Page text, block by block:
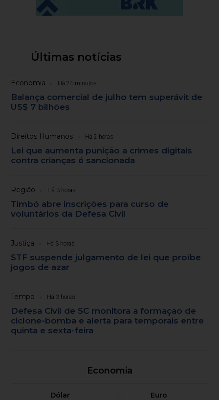
Últimas notícias
Economia Há 24 minutos
Balança comercial de julho tem superávit de
US$ 7 bilhões
Direitos Humanos Há 2 horas
Lei que aumenta punição a crimes digitais
contra crianças é sancionada
Região Há 3 horas
Timbó abre inscrições para curso de
voluntários da Defesa Civil
Justiça Há 3 horas
STF suspende julgamento de lei que proíbe
jogos de azar
Tempo Há 3 horas
Defesa Civil de SC monitora a formação de
ciclone-bomba e alerta para temporais entre
quinta e sexta-feira
Economia
Dólar
Euro